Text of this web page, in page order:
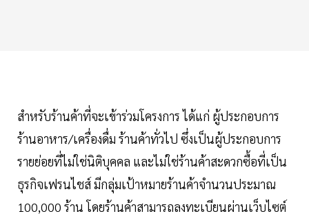
สำหรับร้านค้าที่จะเข้าร่วมโครงการ ได้แก่ ผู้ประกอบการ
ร้านอาหาร/เครื่องดื่ม ร้านค้าทั่วไป ซึ่งเป็นผู้ประกอบการ
รายย่อยที่ไม่ใช่นิติบุคคล และไม่ใช่ร้านค้าสะดวกซื้อที่เป็น
ธุรกิจเฟรนไชส์ มีกลุ่มเป้าหมายร้านค้าจำนวนประมาณ
100,000 ร้าน โดยร้านค้าสามารถลงทะเบียนผ่านเว็บไซต์